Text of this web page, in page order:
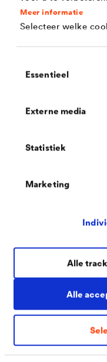
Meer informatie
Selecteer welke
Essentieel
Externe media
Statistiek
Marketing
Alle
Alle
Toebehoren
-POLY